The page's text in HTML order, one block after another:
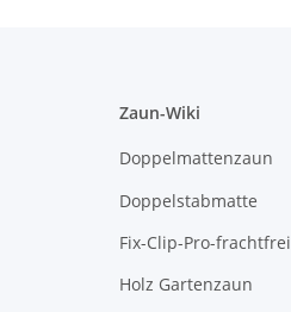
Zaun-Wiki
Doppelmattenzaun
Doppelstabmatte
Fix-Clip-Pro-frachtfrei
Holz Gartenzaun